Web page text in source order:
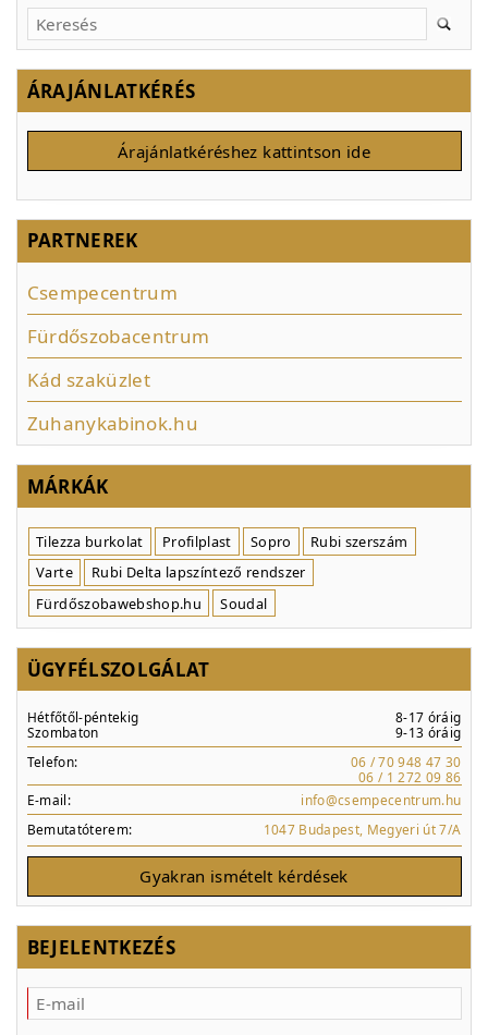
ÁRAJÁNLATKÉRÉS
Árajánlatkéréshez kattintson ide
PARTNEREK
Csempecentrum
Fürdőszobacentrum
Kád szaküzlet
Zuhanykabinok.hu
MÁRKÁK
Tilezza burkolat Profilplast Sopro
Rubi szerszám
Varte
Rubi Delta lapszíntező rendszer
Fürdőszobawebshop.hu
Soudal
ÜGYFÉLSZOLGÁLAT
Hétfőtől-péntekig
8-17 óráig
Szombaton
9-13 óráig
Telefon:
06 / 70 948 47 30
06 / 1 272 09 86
E-mail:
info@csempecentrum.hu
Bemutatóterem:
1047 Budapest, Megyeri út 7/A
Gyakran ismételt kérdések
BEJELENTKEZÉS